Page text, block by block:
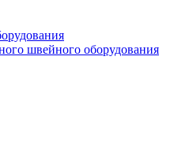
швейного оборудования